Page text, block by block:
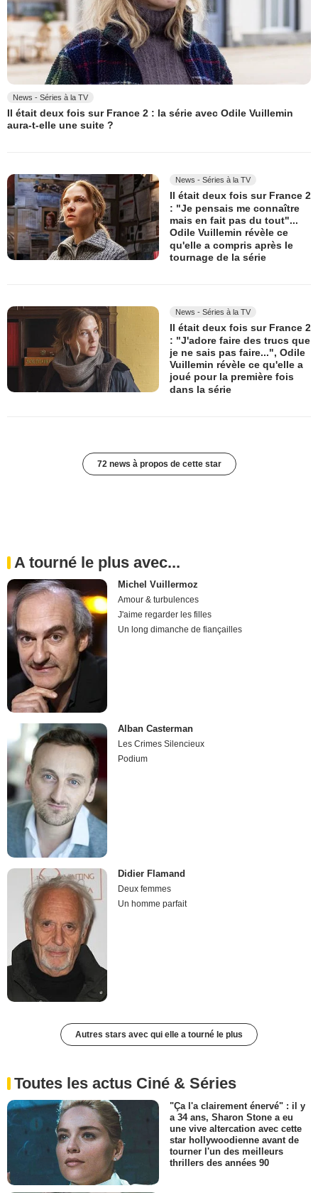
News - Séries à la TV
Il était deux fois sur France 2 : la série avec Odile Vuillemin
aura-t-elle une suite ?
News - Séries à la TV
Il était deux fois sur France 2
: "Je pensais me connaître
mais en fait pas du tout"...
Odile Vuillemin révèle ce
qu'elle a compris après le
tournage de la série
News - Séries à la TV
Il était deux fois sur France 2
: "J'adore faire des trucs que
je ne sais pas faire...", Odile
Vuillemin révèle ce qu'elle a
joué pour la première fois
dans la série
72 news à propos de cette star
A tourné le plus avec...
Michel Vuillermoz
Amour & turbulences
J'aime regarder les filles
Un long dimanche de fiançailles
Alban Casterman
Les Crimes Silencieux
Podium
Didier Flamand
Deux femmes
Un homme parfait
Autres stars avec qui elle a tourné le plus
Toutes les actus Ciné & Séries
"Ça l'a clairement énervé" : il y
a 34 ans, Sharon Stone a eu
une vive altercation avec cette
star hollywoodienne avant de
tourner l'un des meilleurs
thrillers des années 90